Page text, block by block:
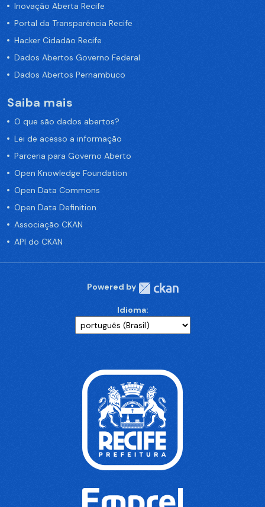
Inovação Aberta Recife
Portal da Transparência Recife
Hacker Cidadão Recife
Dados Abertos Governo Federal
Dados Abertos Pernambuco
Saiba mais
O que são dados abertos?
Lei de acesso a informação
Parceria para Governo Aberto
Open Knowledge Foundation
Open Data Commons
Open Data Definition
Associação CKAN
API do CKAN
Powered by
Idioma